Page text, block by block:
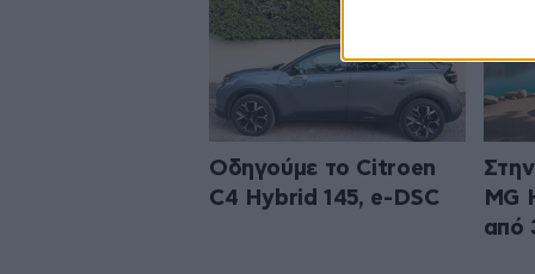
Οδηγούμε το Citroen
C4 Hybrid 145, e-DSC
MG
από